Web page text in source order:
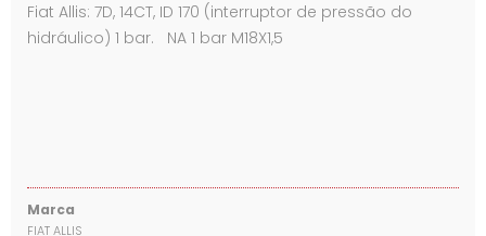
Fiat Allis: 7D, 14CT, ID 170 (interruptor de pressão do
hidráulico) 1 bar. NA 1 bar M18X1,5
Marca
FIAT ALLIS